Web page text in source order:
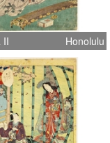
II Honolulu